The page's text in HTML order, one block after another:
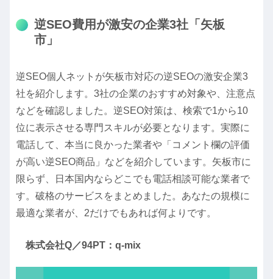
逆SEO費用が激安の企業3社「矢板
市」
逆SEO個人ネットが矢板市対応の逆SEOの激安企業3
社を紹介します。3社の企業のおすすめ対象や、注意点
などを確認しました。逆SEO対策は、検索で1から10
位に表示させる専門スキルが必要となります。実際に
電話して、本当に良かった業者や「コメント欄の評価
が高い逆SEO商品」などを紹介しています。矢板市に
限らず、日本国内ならどこでも電話相談可能な業者で
す。破格のサービスをまとめました。あなたの規模に
最適な業者が、2だけでもあれば何よりです。
株式会社Q／94PT：q-mix